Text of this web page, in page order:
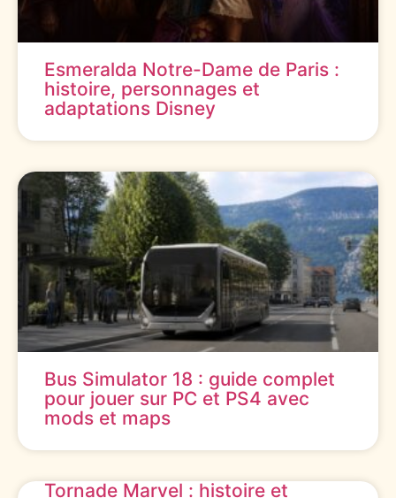
Esmeralda Notre-Dame de Paris :
histoire, personnages et
adaptations Disney
Bus Simulator 18 : guide complet
pour jouer sur PC et PS4 avec
mods et maps
Tornade Marvel : histoire et